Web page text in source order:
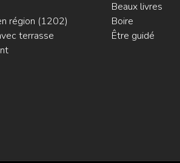
région (1202)
terrasse
Beaux livres
Boire
Être guidé